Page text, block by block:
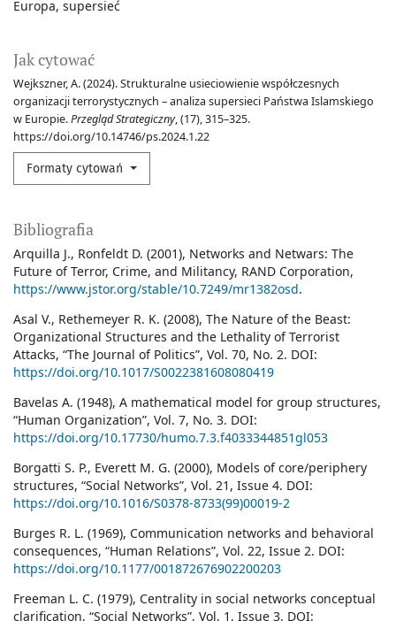
Europa supersieć
Jak cytować
Wejkszner, A. (2024). Strukturalne usieciowienie współczesnych
organizacji terrorystycznych – analiza supersieci Państwa Islamskiego
w Europie.Przegląd Strategiczny, (17), 315–325.
https://doi.org/10.14746/ps.2024.1.22
Formaty cytowań
Bibliografia
Arquilla J., Ronfeldt D. (2001), Networks and Netwars: The
Future of Terror, Crime, and Militancy, RAND Corporation,
https://www.jstor.org/stable/10.7249/mr1382osd.
Asal V., Rethemeyer R. K. (2008), The Nature of the Beast:
Organizational Structures and the Lethality of Terrorist
Attacks, “The Journal of Politics”, Vol. 70, No. 2. DOI:
https://doi.org/10.1017/S0022381608080419
Bavelas A. (1948), A mathematical model for group structures,
“Human Organization”, Vol. 7, No. 3. DOI:
https://doi.org/10.17730/humo.7.3.f4033344851gl053
Borgatti S. P., Everett M. G. (2000), Models of core/periphery
structures, “Social Networks”, Vol. 21, Issue 4. DOI:
https://doi.org/10.1016/S0378-8733(99)00019-2
Burges R. L. (1969), Communication networks and behavioral
consequences, “Human Relations”, Vol. 22, Issue 2. DOI:
https://doi.org/10.1177/001872676902200203
Freeman L. C. (1979), Centrality in social networks conceptual
clarification, “Social Networks”, Vol. 1, Issue 3. DOI: